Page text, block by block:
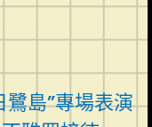
鷺島”專場表演